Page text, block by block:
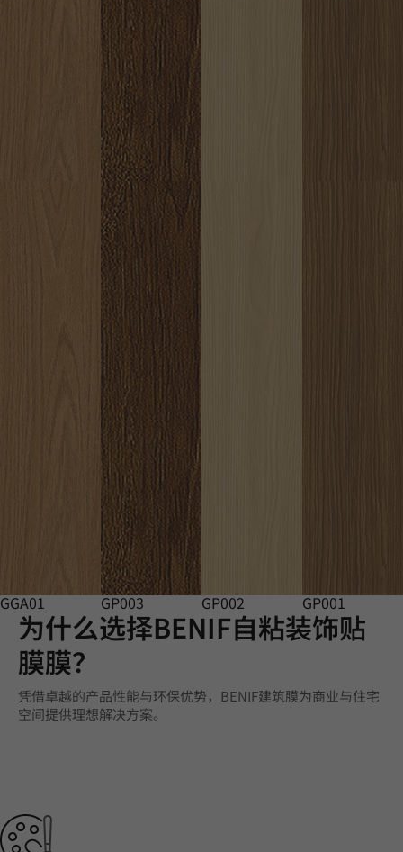
GGA01 GP003 GP002 GP001
为什么选择BENIF自粘装饰贴
膜膜？
凭借卓越的产品性能与环保优势，BENIF建筑膜为商业与住宅
空间提供理想解决方案。